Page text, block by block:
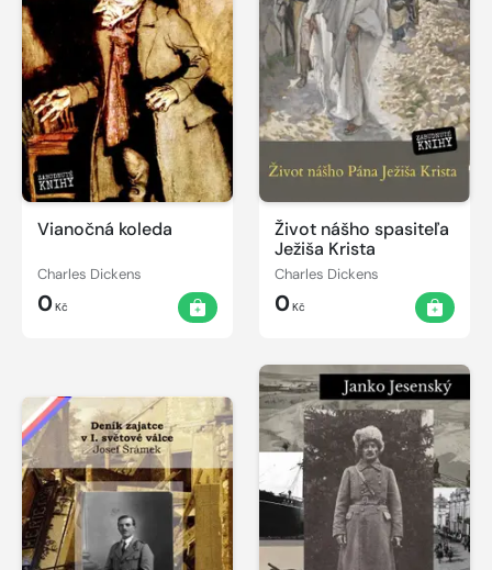
Vianočná koleda
Charles Dickens
0Kč
Život nášho spasiteľa
Ježiša Krista
Charles Dickens
0Kč